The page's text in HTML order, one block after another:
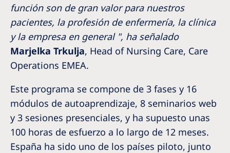
función son de gran valor para nuestros
pacientes, la profesión de enfermería, la clínica
y la empresa en general ", ha señalado
Marjelka Trkulja, Head of Nursing Care, Care
Operations EMEA.
Este programa se compone de 3 fases y 16
módulos de autoaprendizaje, 8 seminarios web
y 3 sesiones presenciales, y ha supuesto unas
100 horas de esfuerzo a lo largo de 12 meses.
España ha sido uno de los países piloto, junto